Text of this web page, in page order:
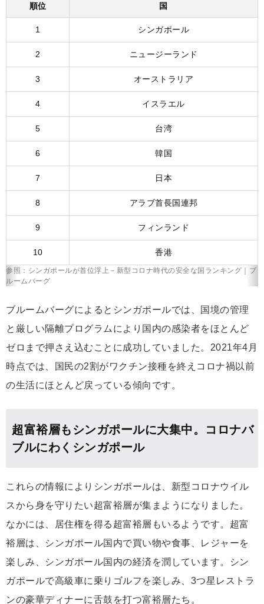
順位 国
1 シンガポール
2 ニュージーランド
3 オーストラリア
4 イスラエル
5 台湾
6 韓国
7 日本
8 アラブ首長国連邦
9 フィンランド
10 香港
参照：シンガポールが首位浮上－新型コロナ時代の安全な国ランキング｜ブ
ルームバーグ
ブルームバーグによるとシンガポールでは、国境の管理
と厳しい隔離プログラムにより国内の感染者をほとんど
ゼロまで押さえ込むことに成功していました。2021年4月
時点では、国民の2割がワクチン接種を終えコロナ禍以前
の生活にほとんど戻っている傾向です。
超富裕層もシンガポールに大集中。コロナバ
ブルにわくシンガポール
これらの情報によりシンガポールは、新型コロナウイル
スから身を守りたい超富裕層が集まようになりました。
なかには、居住権を得る超富裕層もいるようです。超富
裕層は、シンガポール国内で買い物や食事、レジャーを
楽しみ、シンガポール国内の経済を潤しています。シン
ガポールで高級車に乗りゴルフを楽しみ、3つ星レストラ
ンの豪華ディナーに舌鼓を打つ富裕層たち。